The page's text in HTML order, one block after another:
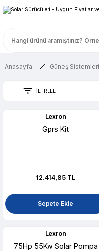
Anasayfa Güneş Sistemleri
FİLTRELE
Lexron
Gprs Kit
12.414,85 TL
Sepete Ekle
Lexron
75Hp 55Kw Solar Pompa